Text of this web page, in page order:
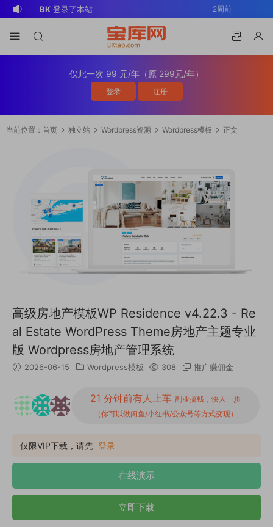
BK 登录了本站 2周前
登录了本站
下载了资源WP Mail SMTP
Pro v4.5.0 / v4.2.0 Wordpress邮件插
下载了资源Elementor Pro
v4.1.2/v4.1.1/v4.0.4 /v4.0.1 /v3.33.2
v3.29.2 / v3.29.1 / v3.29.0 / v3.28.x
插件wordpress主题模板编辑神器页面生
成器插件 wp响应式主题模板编辑生成器
公司主题模板外贸跨境电商模板编辑工具
下载了资源Elementor Pro
/v3.32.1/ v3.31.0 / v3.30.1/ v3.30.0 /
/3.27.x /3.26.3 强大先进的网站构建器
插件wordpress主题模板编辑神器页面生
成器插件 wp响应式主题模板编辑生成器
公司主题模板外贸跨境电商模板编辑工具
v4.1.2/v4.1.1/v4.0.4 /v4.0.1 /v3.33.2
v3.29.2 / v3.29.1 / v3.29.0 / v3.28.x
/3.27.x /3.26.3 强大先进的网站构建器
插件wordpress主题模板编辑神器页面生
成器插件 wp响应式主题模板编辑生成器
公司主题模板外贸跨境电商模板编辑工具
Custom Fields Pro v6.7.0.2 / v6.5.1 /
v6.4.3 / v6.4.2 / v6.4.1 / v6.4.0.1
/v6.3.12 高级自定义字段专业版
Wordpress插件ACF PRO
登录了本站 1天前
仅此一次 99 元/年（原 299元/年）
登录 注册
当前位置： 首页 独立站 Wordpress资源 Wordpress模板 正文
高级房地产模板WP Residence v4.22.3 - Re
al Estate WordPress Theme房地产主题专业
版 Wordpress房地产管理系统
2026-06-15 Wordpress模板 308 推广赚佣金
21 分钟前有人上车 副业搞钱，快人一步
（你可以做闲鱼/小红书/公众号等方式变现）
仅限VIP下载，请先 登录
在线演示
立即下载